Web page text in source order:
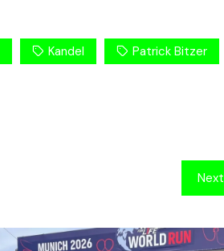
Kandel Patrick Bitzer
Next